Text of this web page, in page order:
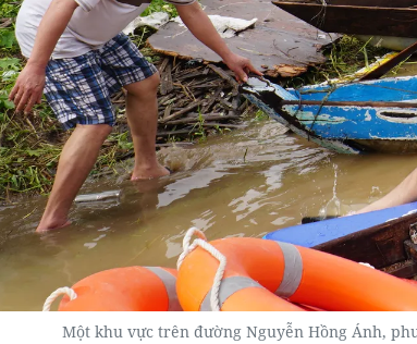
Một khu vực trên đường Nguyễn Hồng Ánh,